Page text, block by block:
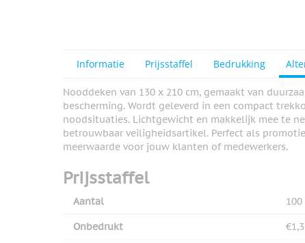
Informatie Prijsstaffel Bedrukking
Nooddeken van 130 x 210 cm, gemaakt van
bescherming. Wordt geleverd in een compact
noodsituaties. Lichtgewicht en makkelijk mee te
betrouwbaar veiligheidsartikel. Perfect als
meerwaarde voor jouw klanten of medewerkers.
Prijsstaffel
Aantal 100
Onbedrukt